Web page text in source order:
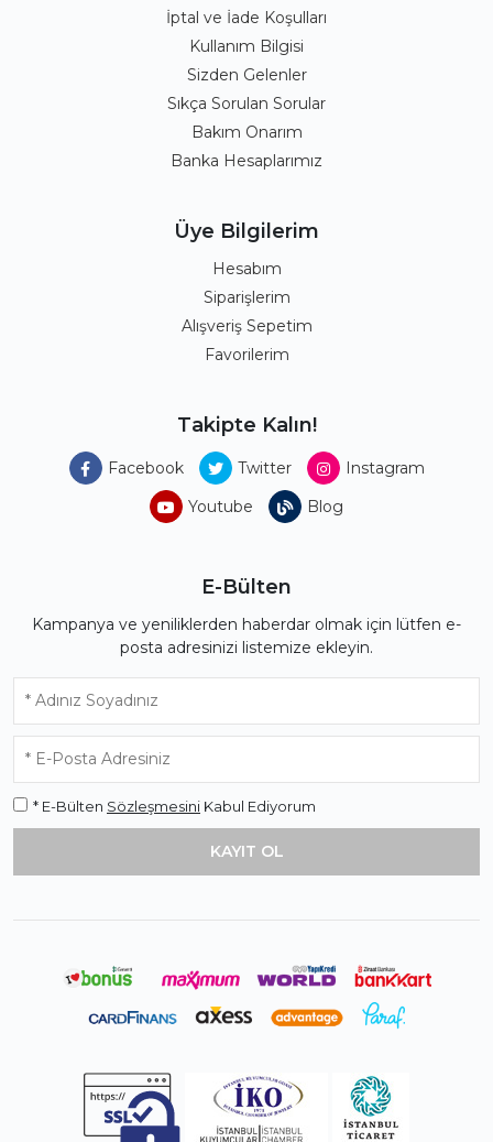
İptal ve İade Koşulları
Kullanım Bilgisi
Sizden Gelenler
Sıkça Sorulan Sorular
Bakım Onarım
Banka Hesaplarımız
Üye Bilgilerim
Hesabım
Siparişlerim
Alışveriş Sepetim
Favorilerim
Takipte Kalın!
Facebook Twitter
Instagram
Youtube
Blog
E-Bülten
Kampanya ve yeniliklerden haberdar olmak için lütfen e-
posta adresinizi listemize ekleyin.
* E-Bülten Sözleşmesini Kabul Ediyorum